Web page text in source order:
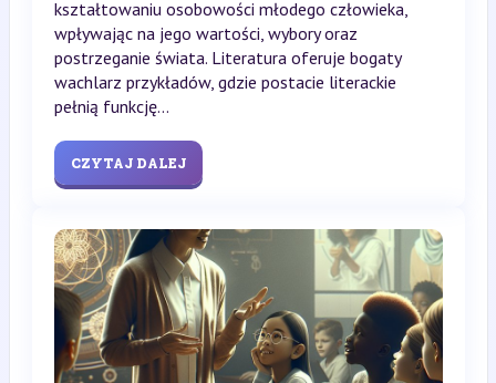
kształtowaniu osobowości młodego człowieka,
wpływając na jego wartości, wybory oraz
postrzeganie świata. Literatura oferuje bogaty
wachlarz przykładów, gdzie postacie literackie
pełnią funkcję...
CZYTAJ DALEJ